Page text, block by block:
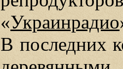
«Украинрадио
В последних